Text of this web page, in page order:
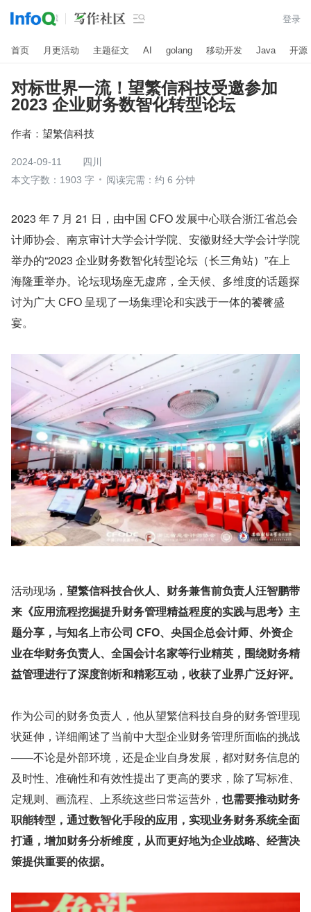
 登录
首页 月更活动 主题征文 AI golang 移动开发 Java 开源
对标世界一流！望繁信科技受邀参加
2023 企业财务数智化转型论坛
作者： 望繁信科技
2024-09-11
四川
本文字数：1903 字
阅读完需：约 6 分钟
2023 年 7 月 21 日，由中国 CFO 发展中心联合浙江省总会
计师协会、南京审计大学会计学院、安徽财经大学会计学院
举办的“2023 企业财务数智化转型论坛（长三角站）”在上
海隆重举办。论坛现场座无虚席，全天候、多维度的话题探
讨为广大 CFO 呈现了一场集理论和实践于一体的饕餮盛
宴。
活动现场， 望繁信科技合伙人、财务兼售前负责人汪智鹏带
来《应用流程挖掘提升财务管理精益程度的实践与思考》主
题分享，与知名上市公司 CFO、央国企总会计师、外资企
业在华财务负责人、全国会计名家等行业精英，围绕财务精
益管理进行了深度剖析和精彩互动，收获了业界广泛好评。
作为公司的财务负责人，他从望繁信科技自身的财务管理现
状延伸，详细阐述了当前中大型企业财务管理所面临的挑战
——不论是外部环境，还是企业自身发展，都对财务信息的
及时性、准确性和有效性提出了更高的要求，除了写标准、
定规则、画流程、上系统这些日常运营外， 也需要推动财务
职能转型，通过数智化手段的应用，实现业务财务系统全面
打通，增加财务分析维度，从而更好地为企业战略、经营决
策提供重要的依据。